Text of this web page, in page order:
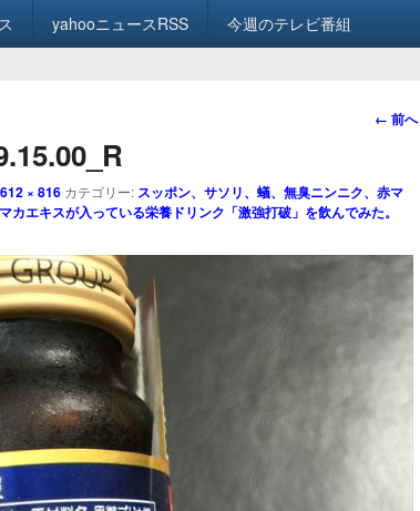
yahooニュースRSS 今週のテレビ番組
画
ビ
ゲ
シ
ン
← 前へ
612 × 816 カテゴリー: スッポン、サソリ、蟻、無臭ニンニク、赤マ
カエキスが入っている栄養ドリンク「激強打破」を飲んでみた。